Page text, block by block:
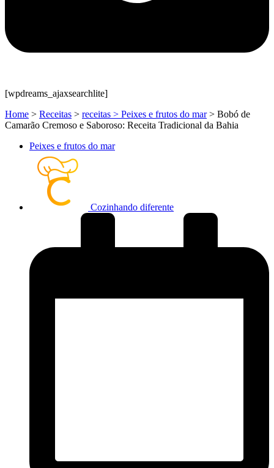
[wpdreams_ajaxsearchlite]
Home > Receitas > receitas > Peixes e frutos do mar> Bobó de
Camarão Cremoso e Saboroso: Receita Tradicional da Bahia
Peixes e frutos do mar
Cozinhando diferente